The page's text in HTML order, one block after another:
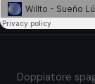
Doppiatore